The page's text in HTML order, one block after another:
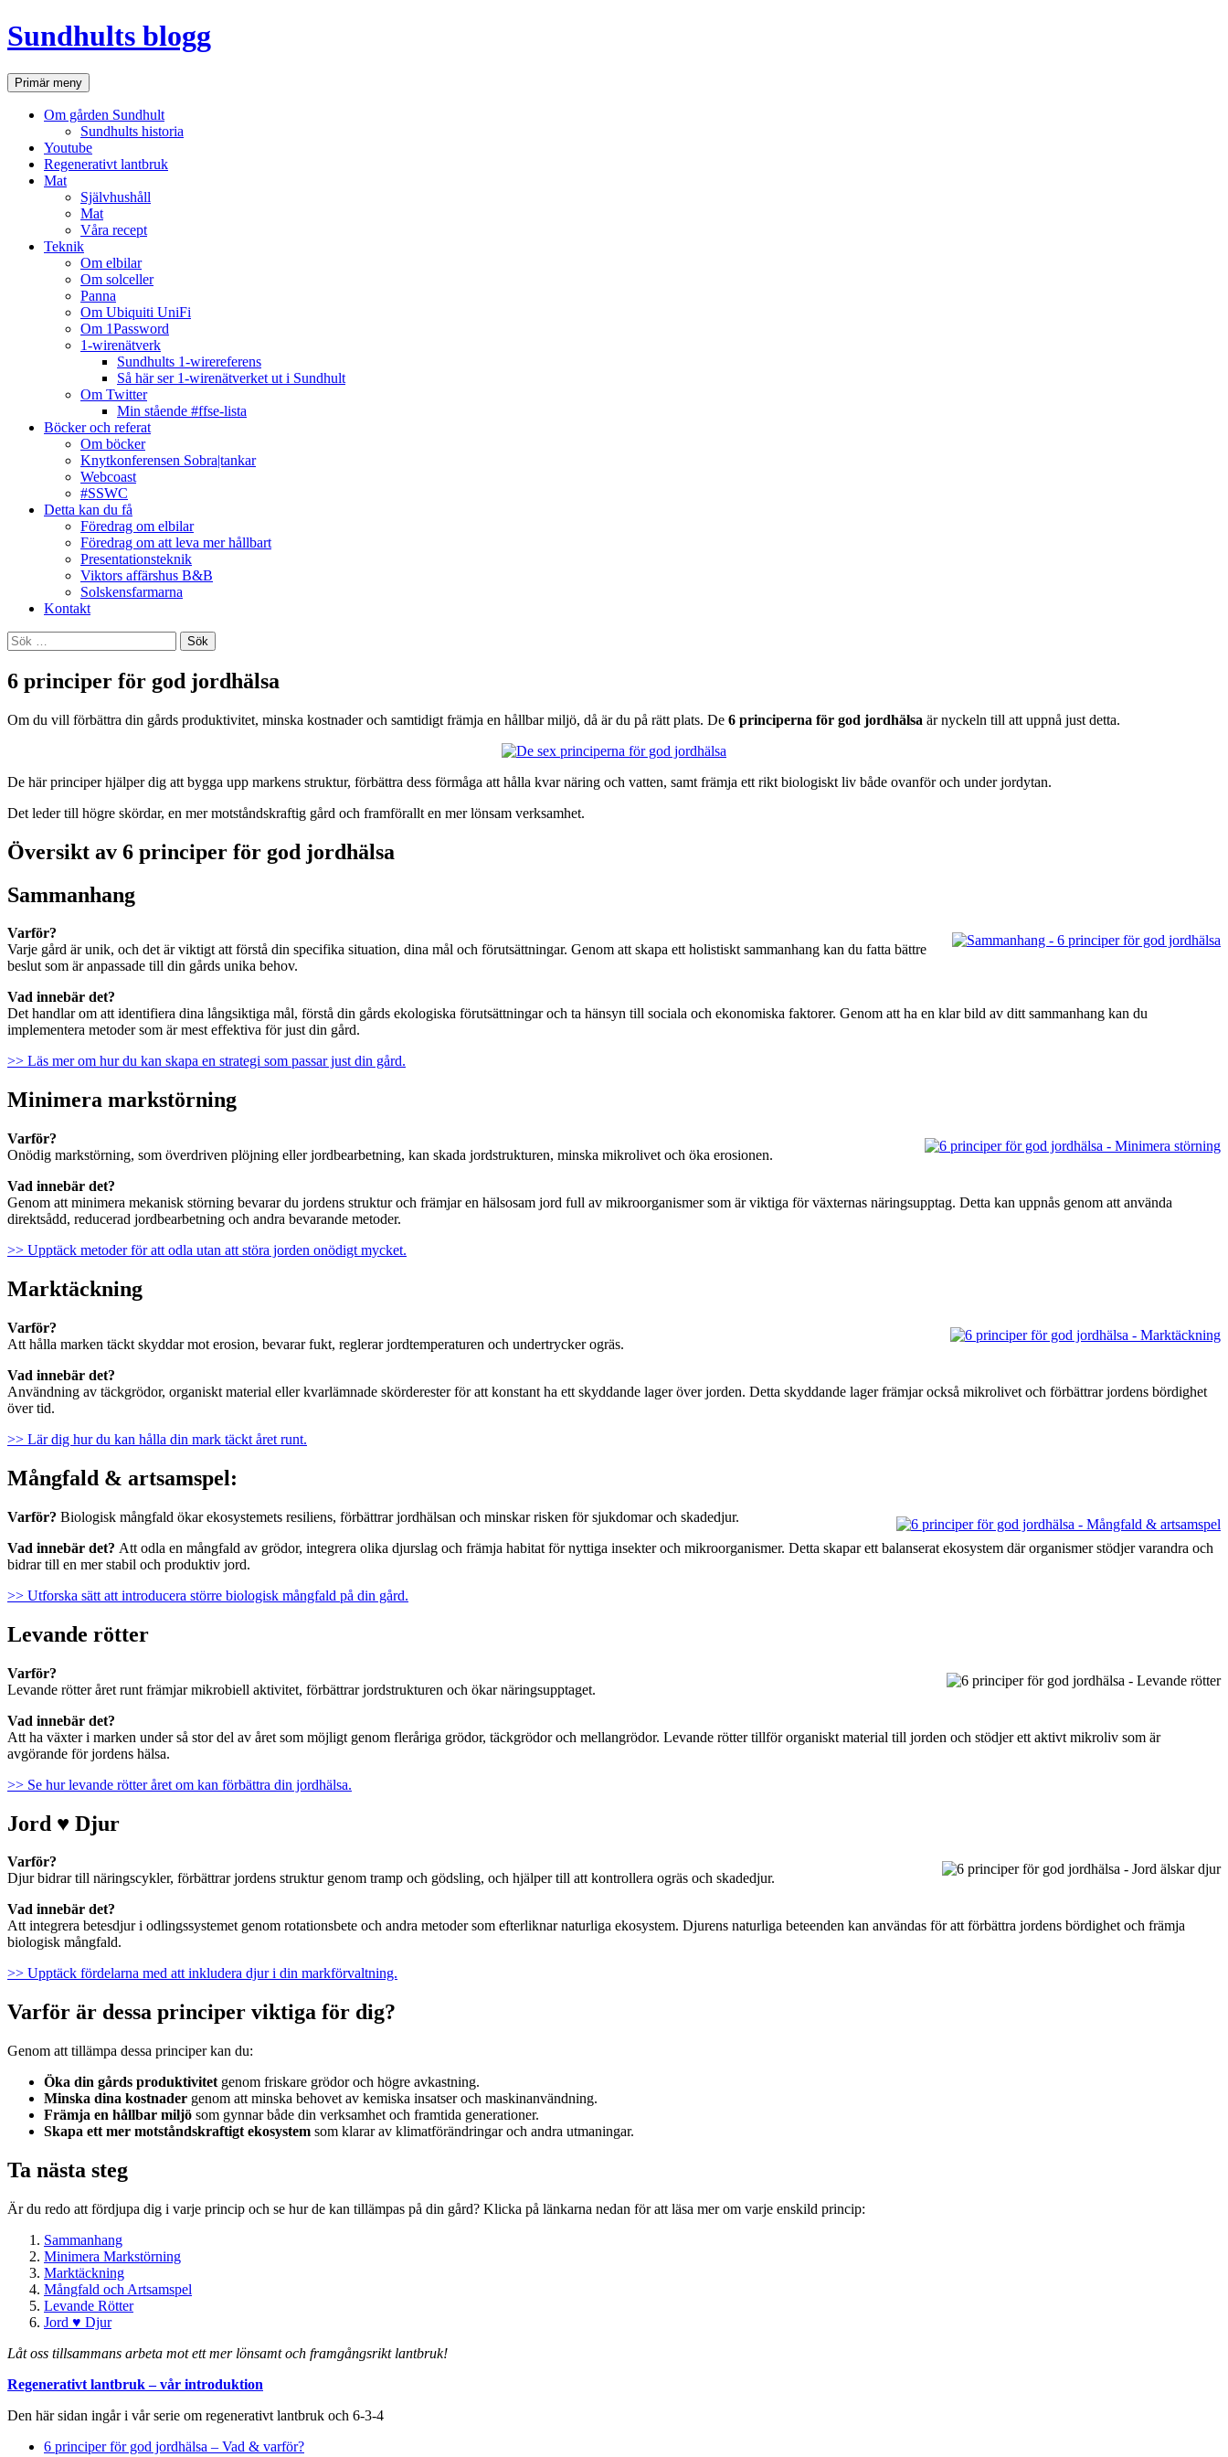
Hoppa
till
Sundhults blogg
SökPrimär meny
Om gården Sundhult
Sundhults historia
Youtube
Regenerativt lantbruk
Mat
Självhushåll
Mat
Våra recept
Teknik
Om elbilar
Om solceller
Panna
Om Ubiquiti UniFi
Om 1Password
1-wirenätverk
Sundhults 1-wirereferens
Så här ser 1-wirenätverket ut i Sundhult
Om Twitter
Min stående #ffse-lista
Böcker och referat
Om böcker
Knytkonferensen Sobra|tankar
Webcoast
#SSWC
Detta kan du få
Föredrag om elbilar
Föredrag om att leva mer hållbart
Presentationsteknik
Viktors affärshus B&B
Solskensfarmarna
Kontakt
Sök
efter:
6 principer för god jordhälsa
Om du vill förbättra din gårds produktivitet, minska kostnader och samtidigt främja en hållbar miljö, då är du på rätt plats. De 6 principerna för god jordhälsa är nyckeln till att uppnå just detta.
De här principer hjälper dig att bygga upp markens struktur, förbättra dess förmåga att hålla kvar näring och vatten, samt främja ett rikt biologiskt liv både ovanför och under jordytan.
Det leder till högre skördar, en mer motståndskraftig gård och framförallt en mer lönsam verksamhet.
Översikt av 6 principer för god jordhälsa
Sammanhang
Varför?
Varje gård är unik, och det är viktigt att förstå din specifika situation, dina mål och förutsättningar. Genom att skapa ett holistiskt sammanhang kan du fatta bättre
beslut som är anpassade till din gårds unika behov.
Vad innebär det?
Det handlar om att identifiera dina långsiktiga mål, förstå din gårds ekologiska förutsättningar och ta hänsyn till sociala och ekonomiska faktorer. Genom att ha en klar bild av ditt sammanhang kan du
implementera metoder som är mest effektiva för just din gård.
>> Läs mer om hur du kan skapa en strategi som passar just din gård.
Minimera markstörning
Varför?
Onödig markstörning, som överdriven plöjning eller jordbearbetning, kan skada jordstrukturen, minska mikrolivet och öka erosionen.
Vad innebär det?
Genom att minimera mekanisk störning bevarar du jordens struktur och främjar en hälsosam jord full av mikroorganismer som är viktiga för växternas näringsupptag. Detta kan uppnås genom att använda
direktsådd, reducerad jordbearbetning och andra bevarande metoder.
>> Upptäck metoder för att odla utan att störa jorden onödigt mycket.
Marktäckning
Varför?
Att hålla marken täckt skyddar mot erosion, bevarar fukt, reglerar jordtemperaturen och undertrycker ogräs.
Vad innebär det?
Användning av täckgrödor, organiskt material eller kvarlämnade skörderester för att konstant ha ett skyddande lager över jorden. Detta skyddande lager främjar också mikrolivet och förbättrar jordens bördighet
över tid.
>> Lär dig hur du kan hålla din mark täckt året runt.
Mångfald & artsamspel:
Varför? Biologisk mångfald ökar ekosystemets resiliens, förbättrar jordhälsan och minskar risken för sjukdomar och skadedjur.
Vad innebär det? Att odla en mångfald av grödor, integrera olika djurslag och främja habitat för nyttiga insekter och mikroorganismer. Detta skapar ett balanserat ekosystem där organismer stödjer varandra och
bidrar till en mer stabil och produktiv jord.
>> Utforska sätt att introducera större biologisk mångfald på din gård.
Levande rötter
Varför?
Levande rötter året runt främjar mikrobiell aktivitet, förbättrar jordstrukturen och ökar näringsupptaget.
Vad innebär det?
Att ha växter i marken under så stor del av året som möjligt genom fleråriga grödor, täckgrödor och mellangrödor. Levande rötter tillför organiskt material till jorden och stödjer ett aktivt mikroliv som är
avgörande för jordens hälsa.
>> Se hur levande rötter året om kan förbättra din jordhälsa.
Jord ♥ Djur
Varför?
Djur bidrar till näringscykler, förbättrar jordens struktur genom tramp och gödsling, och hjälper till att kontrollera ogräs och skadedjur.
Vad innebär det?
Att integrera betesdjur i odlingssystemet genom rotationsbete och andra metoder som efterliknar naturliga ekosystem. Djurens naturliga beteenden kan användas för att förbättra jordens bördighet och främja
biologisk mångfald.
>> Upptäck fördelarna med att inkludera djur i din markförvaltning.
Varför är dessa principer viktiga för dig?
Genom att tillämpa dessa principer kan du:
Öka din gårds produktivitet genom friskare grödor och högre avkastning.
Minska dina kostnader genom att minska behovet av kemiska insatser och maskinanvändning.
Främja en hållbar miljö som gynnar både din verksamhet och framtida generationer.
Skapa ett mer motståndskraftigt ekosystem som klarar av klimatförändringar och andra utmaningar.
Ta nästa steg
Är du redo att fördjupa dig i varje princip och se hur de kan tillämpas på din gård? Klicka på länkarna nedan för att läsa mer om varje enskild princip:
Sammanhang
Minimera Markstörning
Marktäckning
Mångfald och Artsamspel
Levande Rötter
Jord ♥ Djur
Låt oss tillsammans arbeta mot ett mer lönsamt och framgångsrikt lantbruk!
Regenerativt lantbruk – vår introduktion
Den här sidan ingår i vår serie om regenerativt lantbruk och 6-3-4
6 principer för god jordhälsa – Vad & varför?